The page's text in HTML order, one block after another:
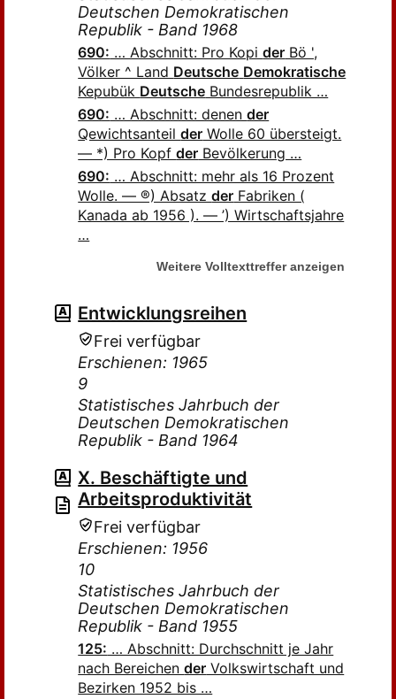
Deutschen Demokratischen
Republik - Band 1968
690: … Abschnitt: Pro Kopider Bö ',
Völker ^ Land Deutsche Demokratische
Kepubük Deutsche Bundesrepublik …
690: … Abschnitt: denender
Qewichtsanteilder Wolle 60 übersteigt.
— *) Pro Kopfder Bevölkerung …
690: … Abschnitt: mehr als 16 Prozent
Wolle. — ®) Absatzder Fabriken (
Kanada ab 1956 ). — ’) Wirtschaftsjahre
…
Weitere Volltexttreffer anzeigen
Entwicklungsreihen
Frei verfügbar
Erschienen: 1965
9
Statistisches Jahrbuch der
Deutschen Demokratischen
Republik - Band 1964
X. Beschäftigte und
Arbeitsproduktivität
Frei verfügbar
Erschienen: 1956
10
Statistisches Jahrbuch der
Deutschen Demokratischen
Republik - Band 1955
125: … Abschnitt: Durchschnitt je Jahr
nach Bereichender Volkswirtschaft und
Bezirken 1952 bis …